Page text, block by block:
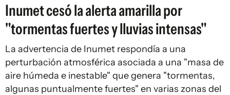
Inumet cesó la alerta amarilla por
"tormentas fuertes y lluvias intensas"
La advertencia de Inumet respondía a una
perturbación atmosférica asociada a una "masa de
aire húmeda e inestable" que genera "tormentas,
algunas puntualmente fuertes" en varias zonas del